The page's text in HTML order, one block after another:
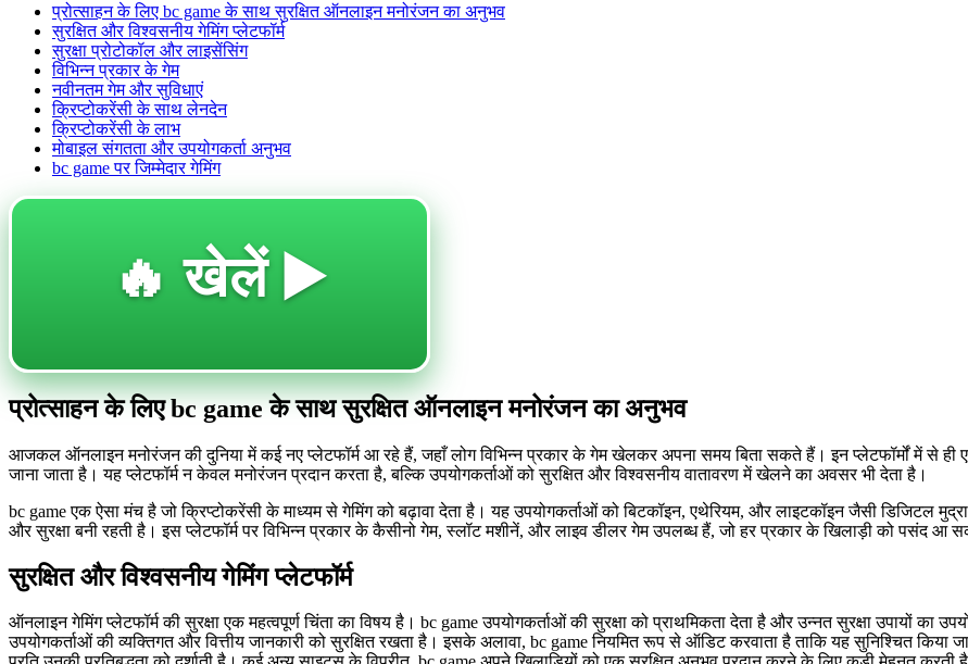
प्रोत्साहन के लिए bc game के साथ सुरक्षित ऑनलाइन मनोरंजन का अनुभव
सुरक्षित और विश्वसनीय गेमिंग प्लेटफॉर्म
सुरक्षा प्रोटोकॉल और लाइसेंसिंग
विभिन्न प्रकार के गेम
नवीनतम गेम और सुविधाएं
क्रिप्टोकरेंसी के साथ लेनदेन
क्रिप्टोकरेंसी के लाभ
मोबाइल संगतता और उपयोगकर्ता अनुभव
bc game पर जिम्मेदार गेमिंग
🔥 खेलें ▶️
प्रोत्साहन के लिए bc game के साथ सुरक्षित ऑनलाइन मनोरंजन का अनुभव
आजकल ऑनलाइन मनोरंजन की दुनिया में कई नए प्लेटफॉर्म आ रहे हैं, जहाँ लोग विभिन्न प्रकार के गेम खेलकर अपना समय बिता सकते हैं। इन प्लेटफॉर्मों में से ही
जाना जाता है। यह प्लेटफॉर्म न केवल मनोरंजन प्रदान करता है, बल्कि उपयोगकर्ताओं को सुरक्षित और विश्वसनीय वातावरण में खेलने का अवसर भी देता है।
bc game एक ऐसा मंच है जो क्रिप्टोकरेंसी के माध्यम से गेमिंग को बढ़ावा देता है। यह उपयोगकर्ताओं को बिटकॉइन, एथेरियम, और लाइटकॉइन जैसी डिजिटल
और सुरक्षा बनी रहती है। इस प्लेटफॉर्म पर विभिन्न प्रकार के कैसीनो गेम, स्लॉट मशीनें, और लाइव डीलर गेम उपलब्ध हैं, जो हर प्रकार के खिलाड़ी को पसंद आ
सुरक्षित और विश्वसनीय गेमिंग प्लेटफॉर्म
ऑनलाइन गेमिंग प्लेटफॉर्म की सुरक्षा एक महत्वपूर्ण चिंता का विषय है। bc game उपयोगकर्ताओं की सुरक्षा को प्राथमिकता देता है और उन्नत सुरक्षा उपायों का
उपयोगकर्ताओं की व्यक्तिगत और वित्तीय जानकारी को सुरक्षित रखता है। इसके अलावा, bc game नियमित रूप से ऑडिट करवाता है ताकि यह सुनिश्चित किया